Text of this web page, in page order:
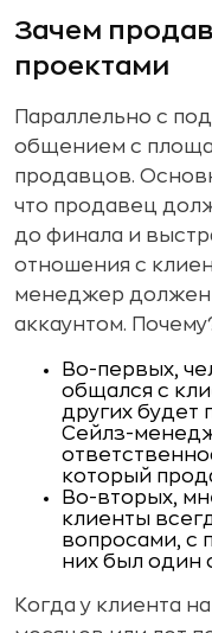
Зачем
проектами
Параллельно с
общением с
продавцов.
что продавец
до финала и
отношения с
менеджер должен
аккаунтом.
Во-первых,
общался с
других будет
Сейлз-
который
Во-вторых,
клиенты
вопросами, с
них был один
Когда у клиента